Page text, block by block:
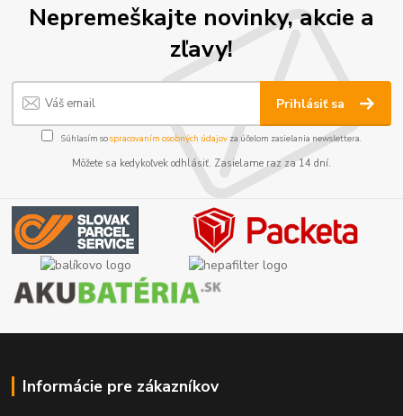
Nepremeškajte novinky, akcie a
zľavy!
Prihlásiť sa
Súhlasím sospracovaním osobných údajov za účelom zasielania newslettera.
Môžete sa kedykoľvek odhlásiť. Zasielame raz za 14 dní.
Informácie pre zákazníkov